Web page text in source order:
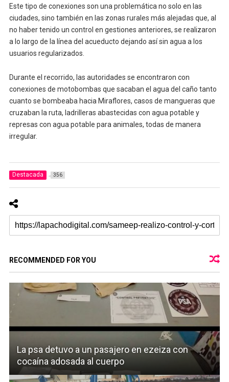
Este tipo de conexiones son una problemática no solo en las
ciudades, sino también en las zonas rurales más alejadas que, al
no haber tenido un control en gestiones anteriores, se realizaron
a lo largo de la línea del acueducto dejando así sin agua a los
usuarios regularizados.
Durante el recorrido, las autoridades se encontraron con
conexiones de motobombas que sacaban el agua del caño tanto
cuanto se bombeaba hacia Miraflores, casos de mangueras que
cruzaban la ruta, ladrilleras abastecidas con agua potable y
represas con agua potable para animales, todas de manera
irregular.
Destacada 356
RECOMMENDED FOR YOU
La psa detuvo a un pasajero en ezeiza con
cocaína adosada al cuerpo